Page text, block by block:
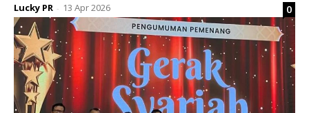
Lucky PR - 13 Apr 2026 0